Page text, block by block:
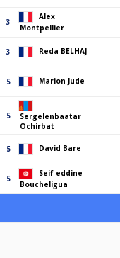
3
Alex
Montpellier
3 Reda BELHAJ
5 Marion Jude
5
Sergelenbaatar
Ochirbat
5 David Bare
5
Seif eddine
Boucheligua